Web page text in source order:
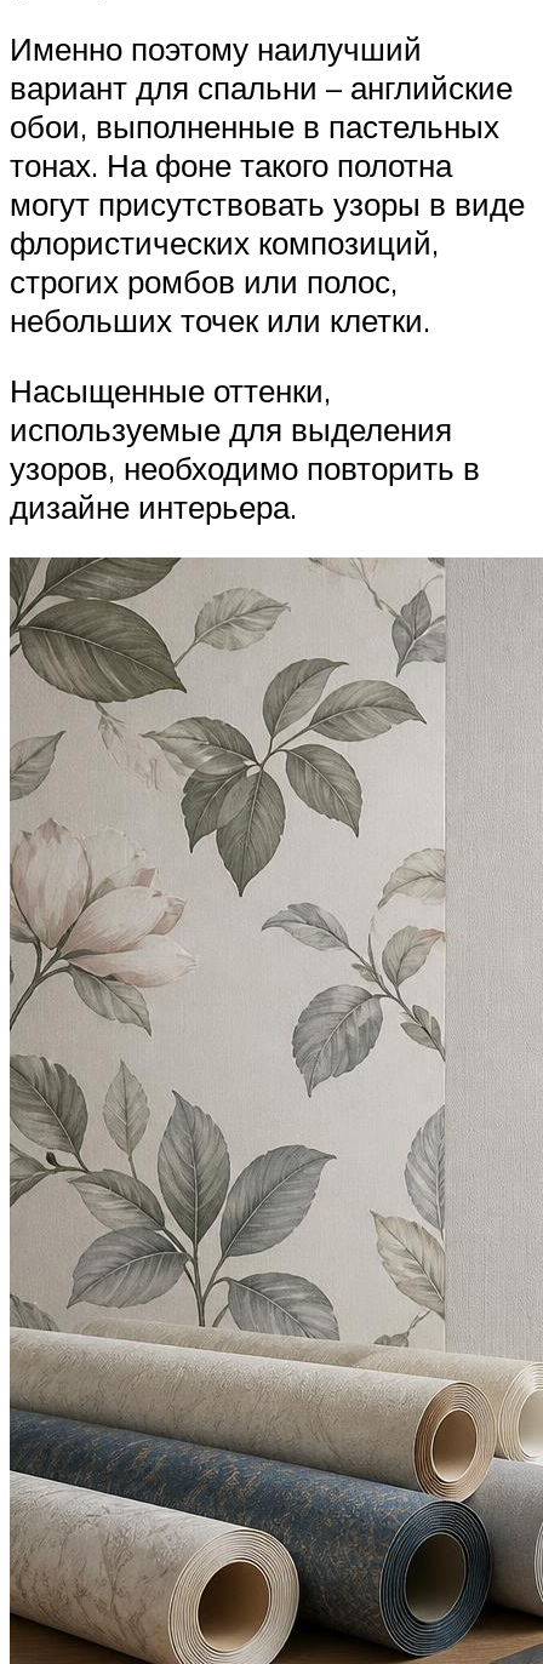
Именно поэтому наилучший
вариант для спальни – английские
обои, выполненные в пастельных
тонах. На фоне такого полотна
могут присутствовать узоры в виде
флористических композиций,
строгих ромбов или полос,
небольших точек или клетки.
Насыщенные оттенки,
используемые для выделения
узоров, необходимо повторить в
дизайне интерьера.